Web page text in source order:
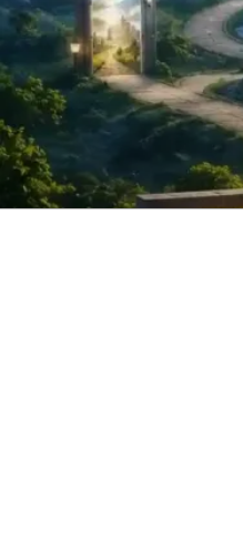
コ
テ
ン
ツ
へ
ス